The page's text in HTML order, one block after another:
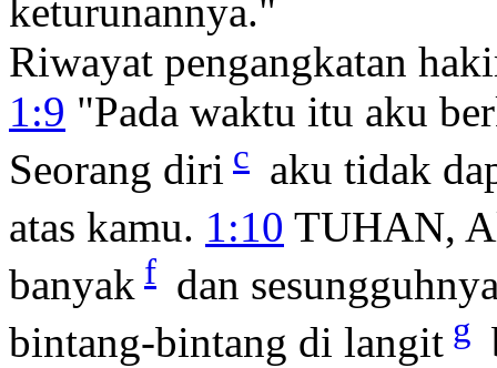
keturunannya."
Riwayat pengangkatan
1:9 "Pada waktu itu aku
Seorang diri c aku tidak
atas kamu. 1:10 TUHAN,
banyak f dan
bintang-bintang di langit g